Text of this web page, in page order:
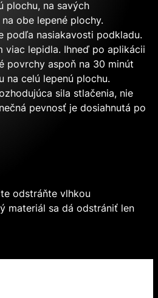
plochu, na savých
obe lepené plochy.
podľa nasiakavosti podkladu.
viac lepidla. Ihneď po aplikácii
povrchy aspoň na 30 minút
na celú lepenú plochu.
sila stlačenia, nie
pevnosť je dosiahnutá po
odstráňte vlhkou
materiál sa dá odstrániť len